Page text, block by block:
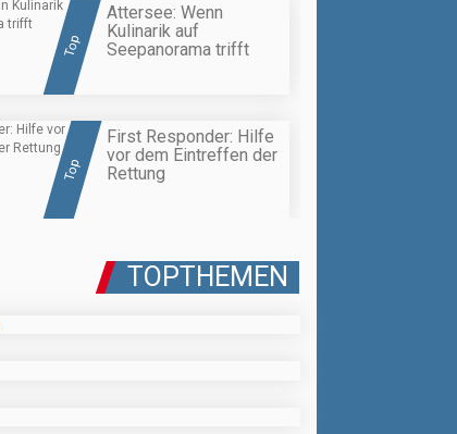
Top
Attersee: Wenn
Kulinarik auf
Seepanorama trifft
Top
First Responder: Hilfe
vor dem Eintreffen der
Rettung
TOPTHEMEN